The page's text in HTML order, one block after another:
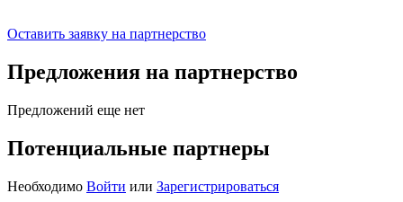
Оставить заявку на партнерство
Предложения на партнерство
Предложений еще нет
Потенциальные партнеры
Необходимо Войти или Зарегистрироваться